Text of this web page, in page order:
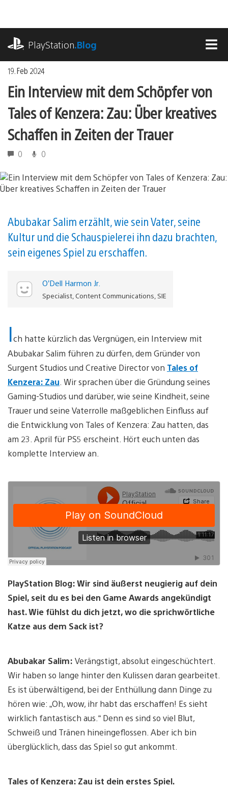
springen
PlayStation.Blog
19. Feb 2024
Ein Interview mit dem Schöpfer von
Tales of Kenzera: Zau: Über kreatives
Schaffen in Zeiten der Trauer
0 0
Abubakar Salim erzählt, wie sein Vater, seine
Kultur und die Schauspielerei ihn dazu brachten,
sein eigenes Spiel zu erschaffen.
O’Dell Harmon Jr.
Specialist, Content Communications, SIE
Ich hatte kürzlich das Vergnügen, ein Interview mit
Abubakar Salim führen zu dürfen, dem Gründer von
Surgent Studios und Creative Director von Tales of
Kenzera: Zau . Wir sprachen über die Gründung seines
Gaming-Studios und darüber, wie seine Kindheit, seine
Trauer und seine Vaterrolle maßgeblichen Einfluss auf
die Entwicklung von Tales of Kenzera: Zau hatten, das
am 23. April für PS5 erscheint. Hört euch unten das
komplette Interview an.
PlayStation Blog: Wir sind äußerst neugierig auf dein
Spiel, seit du es bei den Game Awards angekündigt
hast. Wie fühlst du dich jetzt, wo die sprichwörtliche
Katze aus dem Sack ist?
Abubakar Salim: Verängstigt, absolut eingeschüchtert.
Wir haben so lange hinter den Kulissen daran gearbeitet.
Es ist überwältigend, bei der Enthüllung dann Dinge zu
hören wie: „Oh, wow, ihr habt das erschaffen! Es sieht
wirklich fantastisch aus.“ Denn es sind so viel Blut,
Schweiß und Tränen hineingeflossen. Aber ich bin
überglücklich, dass das Spiel so gut ankommt.
Tales of Kenzera: Zau ist dein erstes Spiel.